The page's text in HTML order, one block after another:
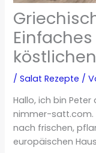
/Salat Rezepte /
Hallo, ich bin
nimmer-satt.com.
nach frischen,
europäischen